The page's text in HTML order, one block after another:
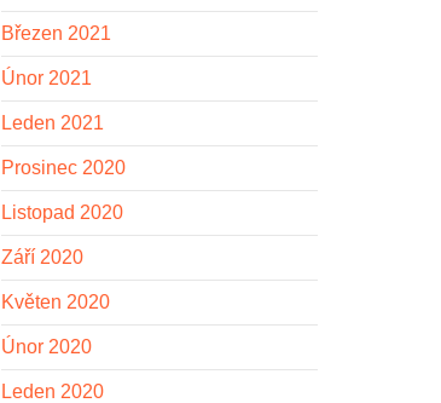
Březen 2021
Únor 2021
Leden 2021
Prosinec 2020
Listopad 2020
Září 2020
Květen 2020
Únor 2020
Leden 2020